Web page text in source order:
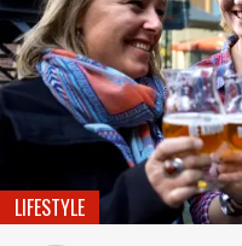
LIFESTYLE